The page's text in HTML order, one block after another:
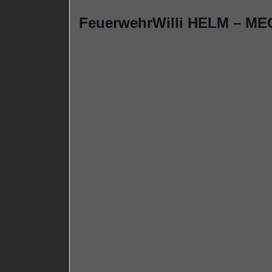
FeuerwehrWilli HELM –